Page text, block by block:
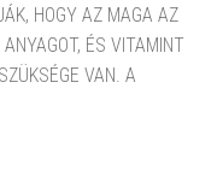
HOGY AZ MAGA AZ
ÉS VITAMINT
VAN. A